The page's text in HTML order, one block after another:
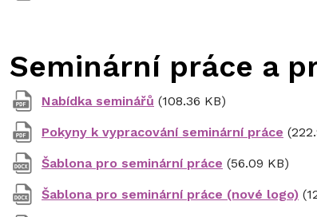
Seminární práce a
Nabídka seminářů (108.36 KB)
Pokyny k vypracování seminární práce
Šablona pro seminární práce (56.09 KB)
Šablona pro seminární práce (nové logo)